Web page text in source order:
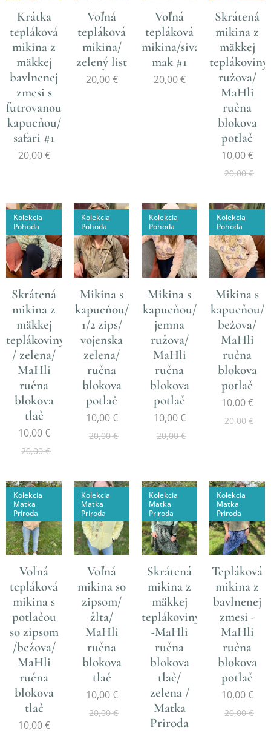
Krátka
tepláková
mikina z
mäkkej
bavlnenej
zmesi s
futrovanou
kapucňou/
safari #1
20,00€
Voľná
tepláková
mikina/
zelený list
20,00€
Voľná
tepláková
mikina/sivá/zelený
mak #1
20,00€
Skrátená
mikina z
mäkkej
teplákoviny/
ružova/
MaHli
ručna
blokova
potlač
10,00€
20,00€
Skrátená
mikina z
mäkkej
teplákoviny
/ zelena/
MaHli
ručna
blokova
tlač
Kolekcia
Pohoda
10,00€
20,00€
Mikina s
kapucňou/
1/2 zips/
vojenska
zelena/
ručna
blokova
potlač
Kolekcia
Pohoda
10,00€
20,00€
Mikina s
kapucňou/
jemna
ružova/
MaHli
ručna
blokova
potlač
Kolekcia
Pohoda
10,00€
20,00€
Mikina s
kapucňou/
bežova/
MaHli
ručna
blokova
potlač
Kolekcia
Pohoda
10,00€
20,00€
Voľná
tepláková
mikina s
potlačou
so zipsom
/bežova/
MaHli
ručna
blokova
tlač
Kolekcia
Matka
Priroda
10,00€
Voľná
mikina so
zipsom/
žlta/
MaHli
ručna
blokova
tlač
Kolekcia
Matka
Priroda
10,00€
20,00€
Skrátená
mikina z
mäkkej
teplákoviny
-MaHli
ručna
blokova
tlač/
zelena /
Matka
Priroda
Kolekcia
Matka
Priroda
Tepláková
mikina z
bavlnenej
zmesi -
MaHli
ručna
blokova
potlač
Kolekcia
Matka
Priroda
10,00€
20,00€